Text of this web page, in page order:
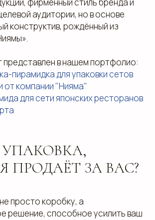
аудитории, но в основе
конструктив, рождённый из
представлен в нашем портфолио:
пирамидка для упаковки сетов
от компании "Нияма"
для сети японских ресторанов
ПРОДАЁТ ЗА ВАС?
просто коробку, а
решение, способное усилить ваш